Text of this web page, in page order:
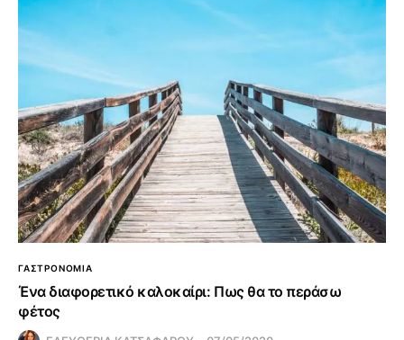
ΓΑΣΤΡΟΝΟΜΙΑ
Ένα διαφορετικό καλοκαίρι: Πως θα το περάσω
φέτος